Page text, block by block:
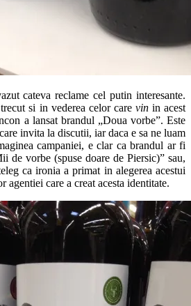
cateva reclame cel putin interesante.
si in vederea celor care vinin acest
a lansat brandul „Doua vorbe”. Este
invita la discutii, iar daca e sa ne luam
campaniei, e clar ca brandul ar fi
de vorbe (spuse doare de Piersic)” sau,
ca ironia a primat in alegerea acestui
agentiei care a creat acesta identitate.